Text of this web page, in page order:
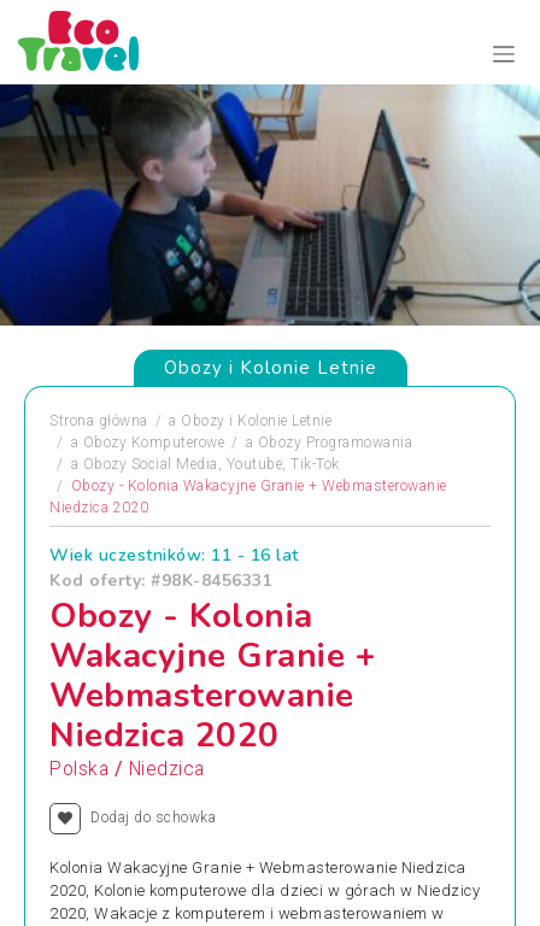
Obozy i Kolonie Letnie
Strona główna a Obozy i Kolonie Letnie
a Obozy Komputerowe a Obozy Programowania
a Obozy Social Media, Youtube, Tik-Tok
Obozy - Kolonia Wakacyjne Granie + Webmasterowanie
Niedzica 2020
Wiek uczestników: 11 - 16 lat
Kod oferty: #98K-8456331
Obozy - Kolonia
Wakacyjne Granie +
Webmasterowanie
Niedzica 2020
Polska / Niedzica
Dodaj do schowka
Kolonia Wakacyjne Granie + Webmasterowanie Niedzica
2020, Kolonie komputerowe dla dzieci w górach w Niedzicy
2020, Wakacje z komputerem i webmasterowaniem w